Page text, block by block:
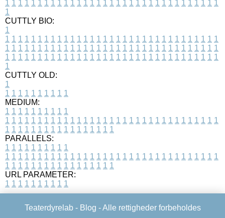
1 1 1 1 1 1 1 1 1 1 1 1 1 1 1 1 1 1 1 1 1 1 1 1 1 1 1 1 1 1 1 1 1
1
CUTTLY BIO:
1
1 1 1 1 1 1 1 1 1 1 1 1 1 1 1 1 1 1 1 1 1 1 1 1 1 1 1 1 1 1 1 1 1
1 1 1 1 1 1 1 1 1 1 1 1 1 1 1 1 1 1 1 1 1 1 1 1 1 1 1 1 1 1 1 1 1
1 1 1 1 1 1 1 1 1 1 1 1 1 1 1 1 1 1 1 1 1 1 1 1 1 1 1 1 1 1 1 1 1
1
CUTTLY OLD:
1
1 1 1 1 1 1 1 1 1 1
MEDIUM:
1 1 1 1 1 1 1 1 1 1
1 1 1 1 1 1 1 1 1 1 1 1 1 1 1 1 1 1 1 1 1 1 1 1 1 1 1 1 1 1 1 1 1
1 1 1 1 1 1 1 1 1 1 1 1 1 1 1 1 1
PARALLELS:
1 1 1 1 1 1 1 1 1 1
1 1 1 1 1 1 1 1 1 1 1 1 1 1 1 1 1 1 1 1 1 1 1 1 1 1 1 1 1 1 1 1 1
1 1 1 1 1 1 1 1 1 1 1 1 1 1 1 1 1
URL PARAMETER:
1 1 1 1 1 1 1 1 1 1
Teaterdyrelab - Blog - Alle rettigheder forbeholdes